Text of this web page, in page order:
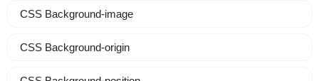
CSS Background-image
CSS Background-origin